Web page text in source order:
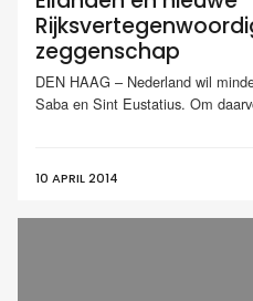
zeggenschap
DEN HAAG – Nederland wil
Saba en Sint Eustatius. Om
10 APRIL 2014